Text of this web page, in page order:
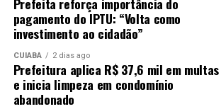
pagamento do IPTU: “Volta como
investimento ao cidadão”
CUIABÁ 2 dias ago
Prefeitura aplica R$ 37,6 mil em multas
e inicia limpeza em condomínio
abandonado